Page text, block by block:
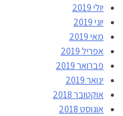
יולי 2019
יוני 2019
מאי 2019
אפריל 2019
פברואר 2019
ינואר 2019
אוקטובר 2018
אוגוסט 2018